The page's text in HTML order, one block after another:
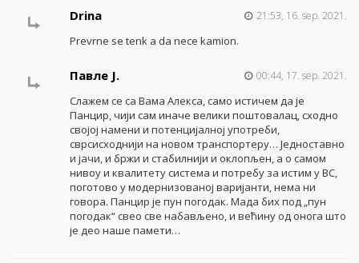
Drina 21:53, 16. sep. 2021.
Prevrne se tenk a da nece kamion.
Павле Ј. 00:44, 17. sep. 2021.
Слажем се са Вама Алекса, само истичем да је
Панцир, чији сам иначе велики поштовалац, сходно
својој намени и потенцијалној употреби,
сврсисходнији на новом транспортеру… Једноставно
и јачи, и бржи и стабилнији и оклопљен, а о самом
нивоу и квалитету система и потребу за истим у ВС,
поготово у модернизованој варијанти, нема ни
говора. Панцир је пун погодак. Мада бих под „пун
погодак“ свео све набављено, и већину од онога што
је део наше памети…